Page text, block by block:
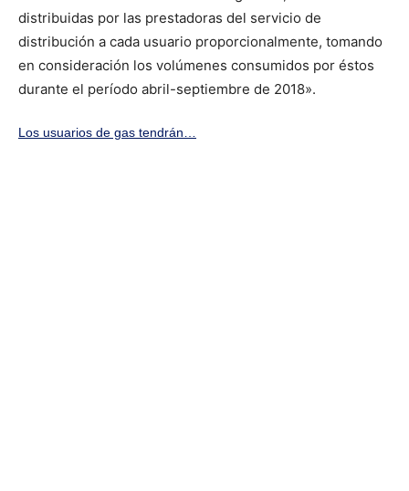
distribuidas por las prestadoras del servicio de
distribución a cada usuario proporcionalmente, tomando
en consideración los volúmenes consumidos por éstos
durante el período abril-septiembre de 2018».
Los usuarios de gas tendrán…